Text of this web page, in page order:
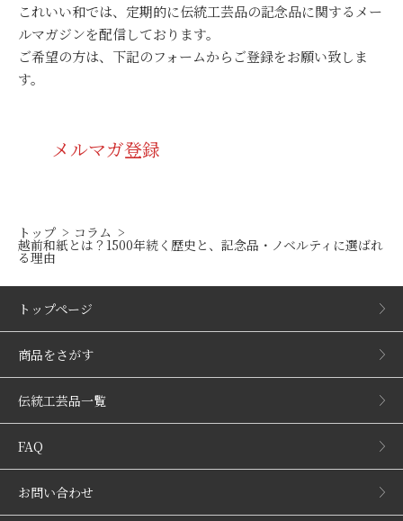
これいい和では、定期的に伝統工芸品の記念品に関するメー
ルマガジンを配信しております。
ご希望の方は、下記のフォームからご登録をお願い致しま
す。
メルマガ登録
トップ コラム
越前和紙とは？1500年続く歴史と、記念品・ノベルティに選ばれ
る理由
トップページ
商品をさがす
伝統工芸品一覧
FAQ
お問い合わせ